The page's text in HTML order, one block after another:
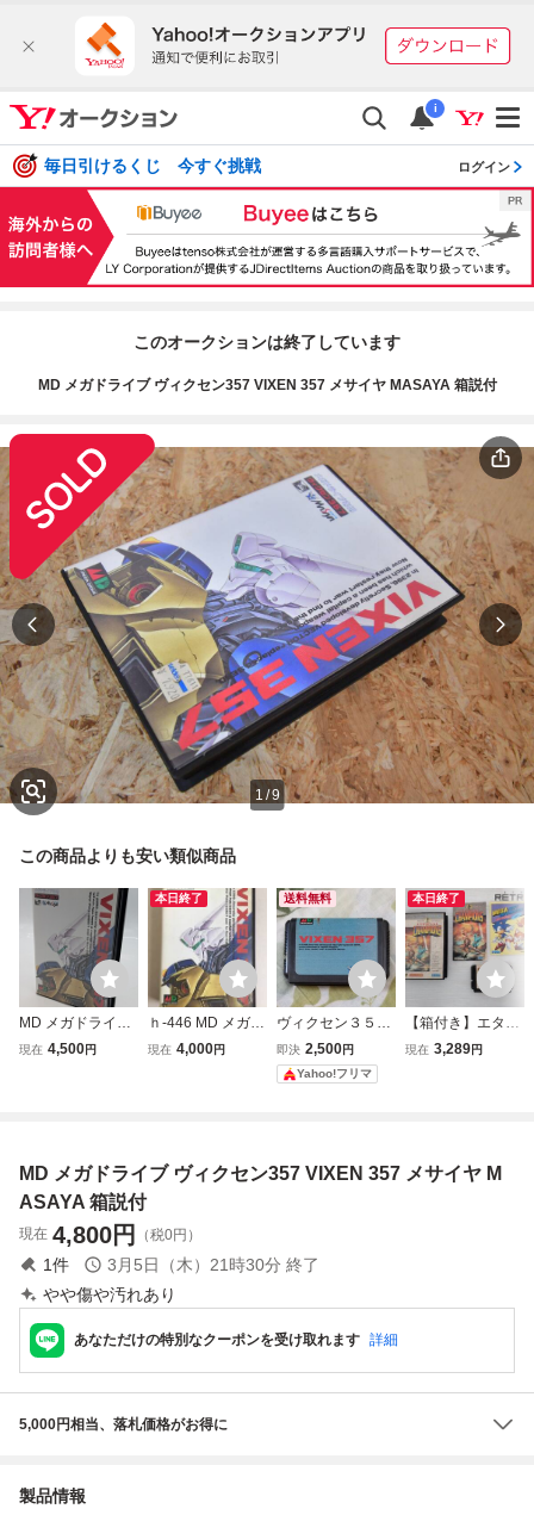
i
毎日引けるくじ 今すぐ挑戦 ログイン
このオークションは終了しています
MD メガドライブ ヴィクセン357 VIXEN 357 メサイヤ MASAYA 箱説付
1 /9
この商品よりも安い類似商品
MD メガドライブ
ヴィクセン357 VI
現在 4,500円
本日終了
ｈ-446 MD メガド
ライブ ヴィクセン
現在 4,000円
送料無料
ヴィクセン３５７
メガドライブ ソフ
トのみ MD
即決 2,500円
Yahoo!フリマ
本日終了
【箱付き】エター
ナルチャンピオン
現在 3,289円
MD メガドライブ ヴィクセン357 VIXEN 357 メサイヤ M
ASAYA 箱説付
現在 4,800円 （税0円）
1件 3月5日（木）21時30分 終了
やや傷や汚れあり
あなただけの特別なクーポンを受け取れます 詳細
5,000円相当、落札価格がお得に
製品情報